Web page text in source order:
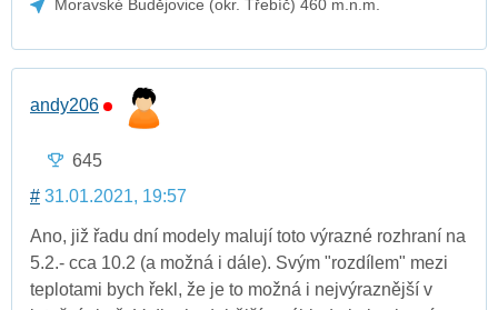
Moravské Budějovice (okr. Třebíč) 460 m.n.m.
andy206
645
# 31.01.2021, 19:57
Ano, již řadu dní modely malují toto výrazné rozhraní na
5.2.- cca 10.2 (a možná i dále). Svým "rozdílem" mezi
teplotami bych řekl, že je to možná i nejvýraznější v